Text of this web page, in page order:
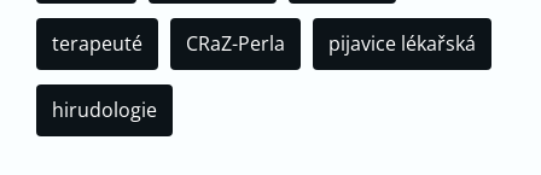
terapeuté CRaZ-Perla pijavice lékařská
hirudologie